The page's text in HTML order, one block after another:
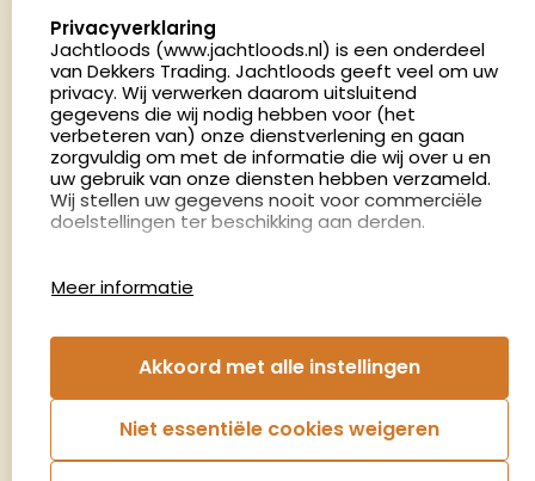
Nederland
4.8
2878 beoordelingen
Openingstijden
Dinsdag en donderdag: 13:00 - 17:00 én 18:00 - 21:00
uur
Afspraak maken
Nieuwsbrief
€5,- kortingsbon voor uw volgende bestelling.
Blijf op de hoogte van het laatste nieuws
select language
Privacyverklaring
Jachtloods (www.jachtloods.nl) is een onderdeel
van Dekkers Trading. Jachtloods geeft veel om uw
privacy. Wij verwerken daarom uitsluitend
gegevens die wij nodig hebben voor (het
verbeteren van) onze dienstverlening en gaan
zorgvuldig om met de informatie die wij over u en
uw gebruik van onze diensten hebben verzameld.
Wij stellen uw gegevens nooit voor commerciële
doelstellingen ter beschikking aan derden.
gebruiken en hoe effectief de Adwords-
advertenties van Dekkers trading bij Google
zoekresultaatpagina’s zijn. De aldus verkregen
informatie wordt, met inbegrip van het adres van
uw computer (IP-adres), overgebracht naar en
Meer informatie
Akkoord met alle instellingen
Niet essentiële cookies weigeren